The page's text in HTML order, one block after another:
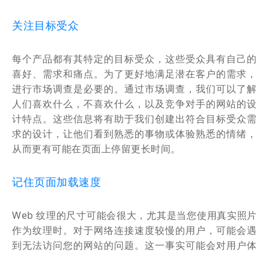
关注目标受众
每个产品都有其特定的目标受众，这些受众具有自己的
喜好、需求和痛点。为了更好地满足潜在客户的需求，
进行市场调查是必要的。通过市场调查，我们可以了解
人们喜欢什么，不喜欢什么，以及竞争对手的网站的设
计特点。这些信息将有助于我们创建出符合目标受众需
求的设计，让他们看到熟悉的事物或体验熟悉的情绪，
从而更有可能在页面上停留更长时间。
记住页面加载速度
Web 纹理的尺寸可能会很大，尤其是当您使用真实照片
作为纹理时。对于网络连接速度较慢的用户，可能会遇
到无法访问您的网站的问题。这一事实可能会对用户体